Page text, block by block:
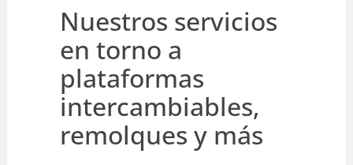
Nuestros servicios
en torno a
plataformas
intercambiables,
remolques y más